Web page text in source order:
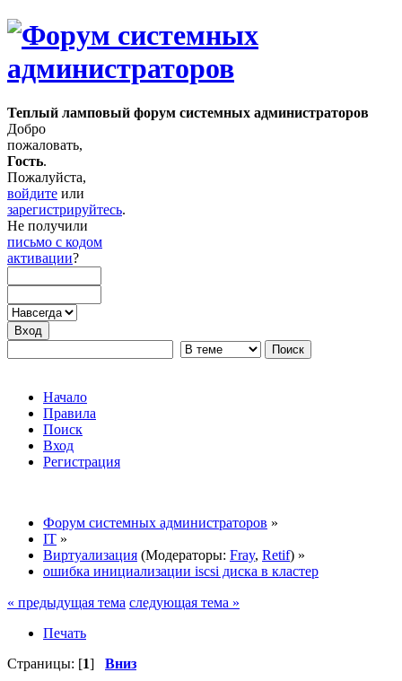
Теплый ламповый форум системных администраторов
Добро
пожаловать,
Гость.
Пожалуйста,
войдите или
зарегистрируйтесь.
Не получили
письмо с кодом
активации?
Начало
Правила
Поиск
Вход
Регистрация
Форум системных администраторов »
IT »
Виртуализация (Модераторы: Fray, Retif) »
ошибка инициализации iscsi диска в кластер
« предыдущая тема следующая тема »
Печать
Страницы: [1] Вниз